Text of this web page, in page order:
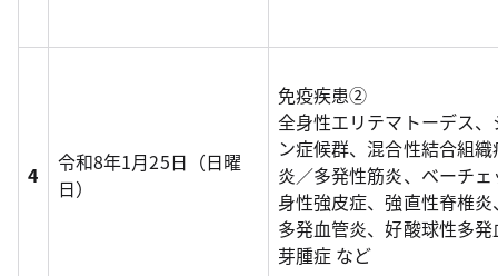
4
令和8年1月25日（日曜
日）
免疫疾患②
全身性エリテマトーデス
ン症候群、混合性結合組
炎／多発性筋炎、ベーチ
身性強皮症、強直性脊椎
多発血管炎、好酸球性多
芽腫症 など